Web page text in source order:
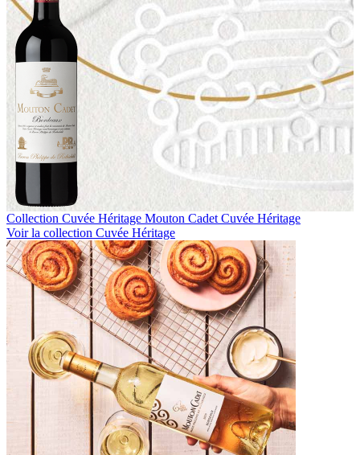
Collection Cuvée Héritage Mouton Cadet Cuvée Héritage
Voir la collection Cuvée Héritage